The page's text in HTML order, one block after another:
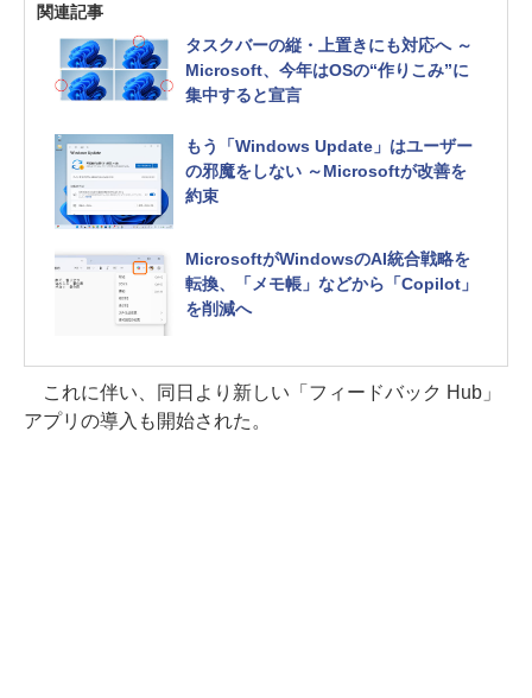
関連記事
タスクバーの縦・上置きにも対応へ ～
Microsoft、今年はOSの“作りこみ”に
集中すると宣言
もう「Windows Update」はユーザー
の邪魔をしない ～Microsoftが改善を
約束
MicrosoftがWindowsのAI統合戦略を
転換、「メモ帳」などから「Copilot」
を削減へ
これに伴い、同日より新しい「フィードバック Hub」
アプリの導入も開始された。